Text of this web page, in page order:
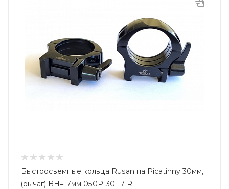
Быстросъемные кольца Rusan на Picatinny 30мм,
(рычаг) BH=17мм 050P-30-17-R